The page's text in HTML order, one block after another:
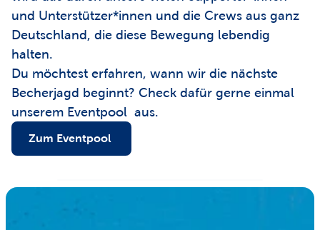
und Unterstützer*innen und die Crews aus ganz
Deutschland, die diese Bewegung lebendig
halten.
Du möchtest erfahren, wann wir die nächste
Becherjagd beginnt? Check dafür gerne einmal
unserem Eventpool  aus.
Zum Eventpool